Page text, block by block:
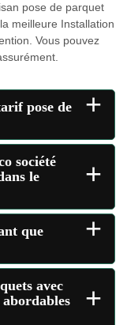
pose de parquet
meilleure Installation
Vous pouvez
pose de
+
société
le
+
que
+
avec
+